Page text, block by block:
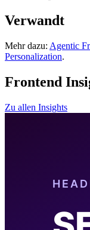
Verwandt
Mehr dazu: Agentic
Personalization.
Frontend
Zu allen Insights